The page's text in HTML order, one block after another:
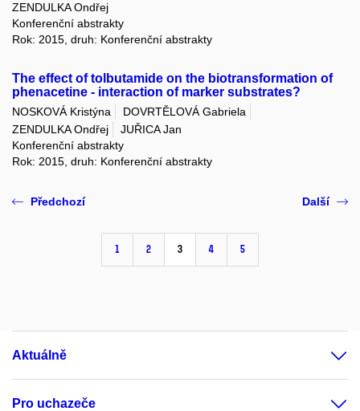
ZENDULKA Ondřej
Konferenční abstrakty
Rok: 2015, druh: Konferenční abstrakty
The effect of tolbutamide on the biotransformation of
phenacetine - interaction of marker substrates?
NOSKOVÁ Kristýna
DOVRTĚLOVÁ Gabriela
ZENDULKA Ondřej
JUŘICA Jan
Konferenční abstrakty
Rok: 2015, druh: Konferenční abstrakty
Předchozí
1 2 3 4 5
Další
Aktuálně
Pro uchazeče